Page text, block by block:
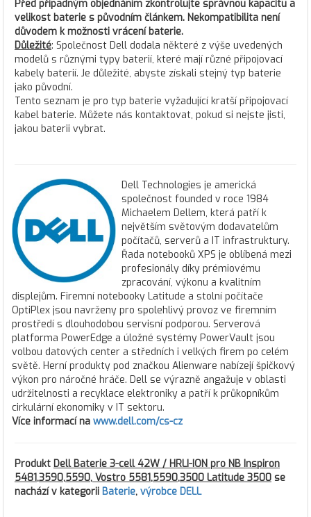
Před případným objednáním zkontrolujte správnou kapacitu a
velikost baterie s původním článkem. Nekompatibilita není
důvodem k možnosti vrácení baterie.
Důležité: Společnost Dell dodala některé z výše uvedených
modelů s různými typy baterií, které mají různé připojovací
kabely baterií. Je důležité, abyste získali stejný typ baterie
jako původní.
Tento seznam je pro typ baterie vyžadující kratší připojovací
kabel baterie. Můžete nás kontaktovat, pokud si nejste jisti,
jakou baterii vybrat.
Dell Technologies je americká
společnost founded v roce 1984
Michaelem Dellem, která patří k
největším světovým dodavatelům
počítačů, serverů a IT infrastruktury.
Řada notebooků XPS je oblíbená mezi
profesionály díky prémiovému
zpracování, výkonu a kvalitním
displejům. Firemní notebooky Latitude a stolní počítače
OptiPlex jsou navrženy pro spolehlivý provoz ve firemním
prostředí s dlouhodobou servisní podporou. Serverová
platforma PowerEdge a úložné systémy PowerVault jsou
volbou datových center a středních i velkých firem po celém
světě. Herní produkty pod značkou Alienware nabízejí špičkový
výkon pro náročné hráče. Dell se výrazně angažuje v oblasti
udržitelnosti a recyklace elektroniky a patří k průkopníkům
cirkulární ekonomiky v IT sektoru.
Více informací na www.dell.com/cs-cz
Produkt Dell Baterie 3-cell 42W / HRLI-ION pro NB Inspiron
5481,3590,5590, Vostro 5581,5590,3500 Latitude 3500 se
nachází v kategorii Baterie, výrobce DELL